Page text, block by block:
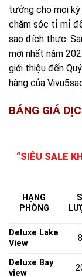
tưởng cho mọi
chăm sóc tỉ mỉ
sao đích thực.
mới nhất năm
giới thiệu đến
hàng của
BẢNG GIÁ
“SIÊU SALE
HẠNG
PHÒNG
Deluxe Lake
View
Deluxe Bay
view